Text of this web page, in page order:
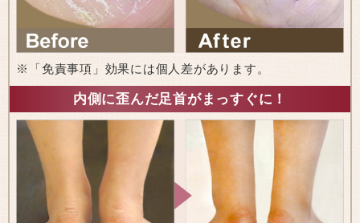
※「免責事項」効果には個人差があります。
内側に歪んだ足首がまっすぐに！